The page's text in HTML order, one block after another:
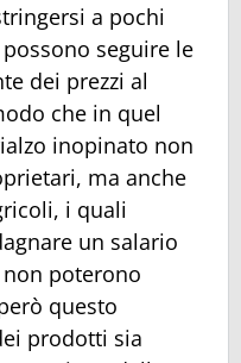
a pochi
seguire le
dei prezzi al
che in quel
inopinato non
ma anche
i quali
un salario
poterono
questo
prodotti sia